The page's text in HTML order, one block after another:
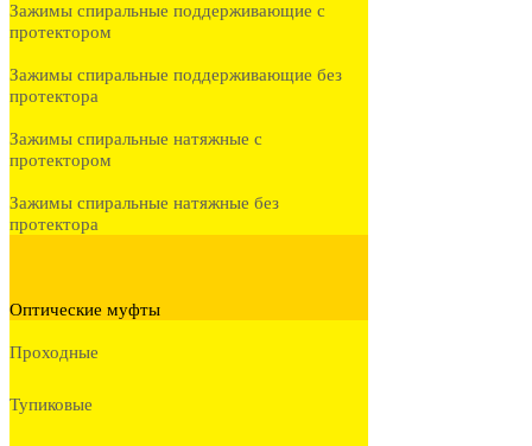
Зажимы спиральные поддерживающие с
протектором
Зажимы спиральные поддерживающие без
протектора
Зажимы спиральные натяжные с
протектором
Зажимы спиральные натяжные без
протектора
Оптические муфты
Проходные
Тупиковые